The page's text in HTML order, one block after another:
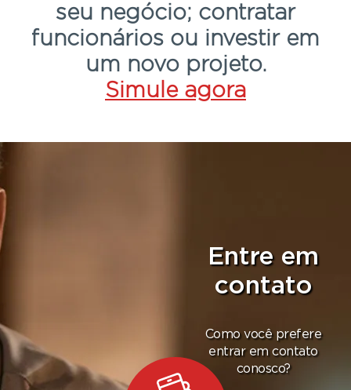
seu negócio; contratar
funcionários ou investir em
um novo projeto.
Simule agora
Entre em
contato
Como você prefere
entrar em contato
conosco?